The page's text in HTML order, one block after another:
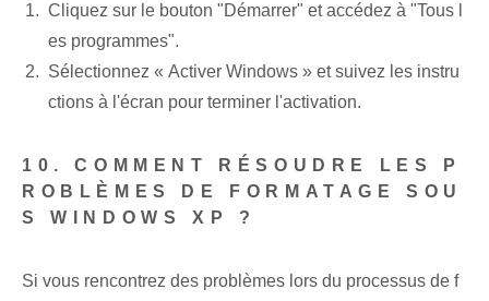
Cliquez sur le bouton "Démarrer" et accédez à "Tous l
es programmes".
Sélectionnez « Activer Windows » et suivez les instru
ctions à l'écran pour terminer l'activation.
10. COMMENT RÉSOUDRE LES P
ROBLÈMES DE FORMATAGE SOU
S WINDOWS XP ?
Si vous rencontrez des problèmes lors du processus de f